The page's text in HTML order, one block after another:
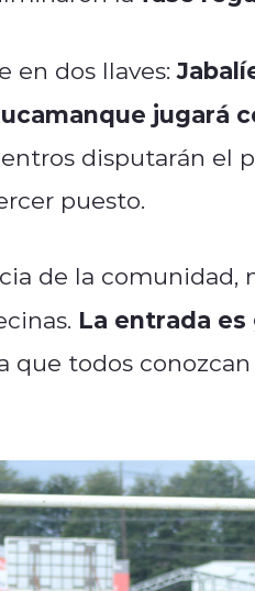
en dos llaves:
jugará
disputarán el
puesto.
de la comunidad,
La entrada
que todos